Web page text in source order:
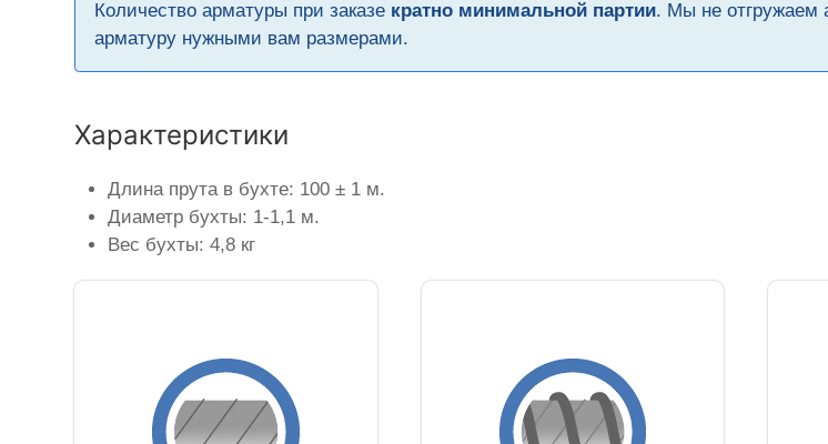
Количество арматуры при заказе кратно минимальной партии. Мы не отгружаем
арматуру нужными вам размерами.
Характеристики
Длина прута в бухте: 100 ± 1 м.
Диаметр бухты: 1-1,1 м.
Вес бухты: 4,8 кг